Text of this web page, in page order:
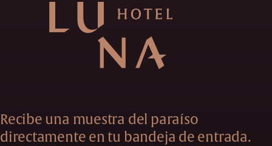
Recibe una muestra del paraíso
directamente en tu bandeja de entrada.